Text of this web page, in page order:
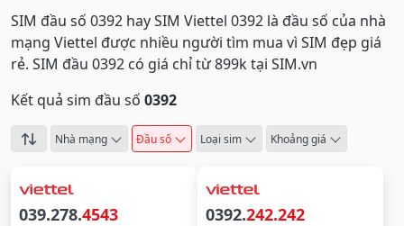
SIM đầu số 0392 hay SIM Viettel 0392 là đầu số của nhà
mạng Viettel được nhiều người tìm mua vì SIM đẹp giá
rẻ. SIM đầu 0392 có giá chỉ từ 899k tại SIM.vn
Kết quả sim đầu số 0392
Nhà mạng Đầu số Loại sim Khoảng giá
039.278.4543 0392.242.242